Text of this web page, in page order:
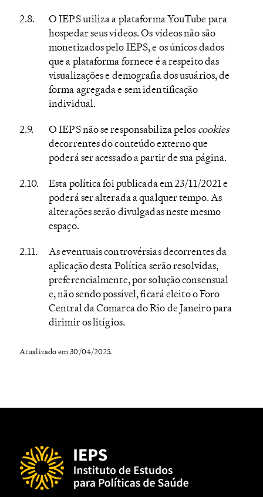
O IEPS utiliza a plataforma YouTube para
hospedar seus vídeos. Os vídeos não são
monetizados pelo IEPS, e os únicos dados
que a plataforma fornece é a respeito das
visualizações e demografia dos usuários, de
forma agregada e sem identificação
individual.
O IEPS não se responsabiliza pelos cookies
decorrentes do conteúdo externo que
poderá ser acessado a partir de sua página.
Esta política foi publicada em 23/11/2021 e
poderá ser alterada a qualquer tempo. As
alterações serão divulgadas neste mesmo
espaço.
As eventuais controvérsias decorrentes da
aplicação desta Política serão resolvidas,
preferencialmente, por solução consensual
e, não sendo possível, ficará eleito o Foro
Central da Comarca do Rio de Janeiro para
dirimir os litígios.
Atualizado em 30/04/2025.